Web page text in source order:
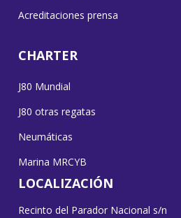
Acreditaciones prensa
CHARTER
J80 Mundial
J80 otras regatas
Neumáticas
Marina MRCYB
LOCALIZACIÓN
Recinto del Parador Nacional s/n